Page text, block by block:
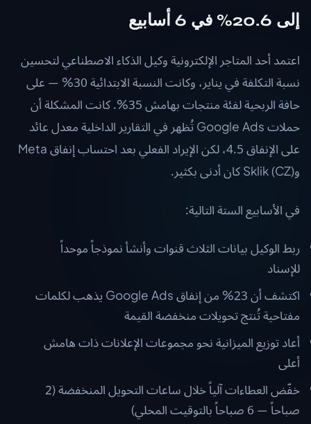
إلى 20.6% في 6 أسابيع
اعتمد أحد المتاجر الإلكترونية وكيل الذكاء الاصطناعي لتحسين
نسبة التكلفة في يناير، وكانت النسبة الابتدائية 30% — على
حافة الربحية لفئة منتجات بهامش 35%. كانت المشكلة أن
حملات Google Ads تُظهر في التقارير الداخلية معدل عائد
على الإنفاق 4.5، لكن الإيراد الفعلي بعد احتساب إنفاق Meta
وSklik (CZ) كان أدنى بكثير.
في الأسابيع الستة التالية:
ربط الوكيل بيانات الثلاث قنوات وأنشأ نموذجاً موحداً
للإسناد
اكتشف أن 23% من إنفاق Google Ads يذهب لكلمات
مفتاحية تُنتج تحويلات منخفضة القيمة
أعاد توزيع الميزانية نحو مجموعات الإعلانات ذات هامش
أعلى
خفّض العطاءات آلياً خلال ساعات التحويل المنخفضة (2
صباحاً — 6 صباحاً بالتوقيت المحلي)